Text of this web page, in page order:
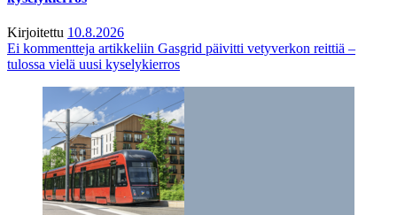
Kirjoitettu 10.8.2026
Ei kommentteja artikkeliin Gasgrid päivitti vetyverkon reittiä –
tulossa vielä uusi kyselykierros